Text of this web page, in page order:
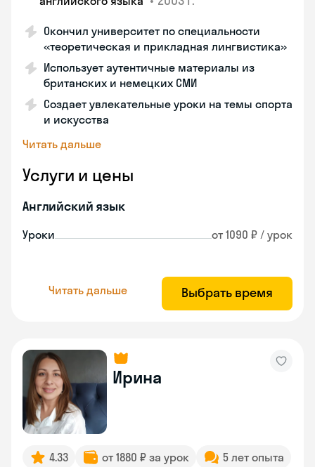
Окончил университет по специальности
«теоретическая и прикладная лингвистика»
Использует аутентичные материалы из
британских и немецких СМИ
Создает увлекательные уроки на темы спорта
и искусства
Читать дальше
Услуги и цены
Английский язык
Уроки от 1090 ₽ / урок
Читать дальше Выбрать время
Ирина
4.33 от 1880 ₽ за урок 5 лет опыта